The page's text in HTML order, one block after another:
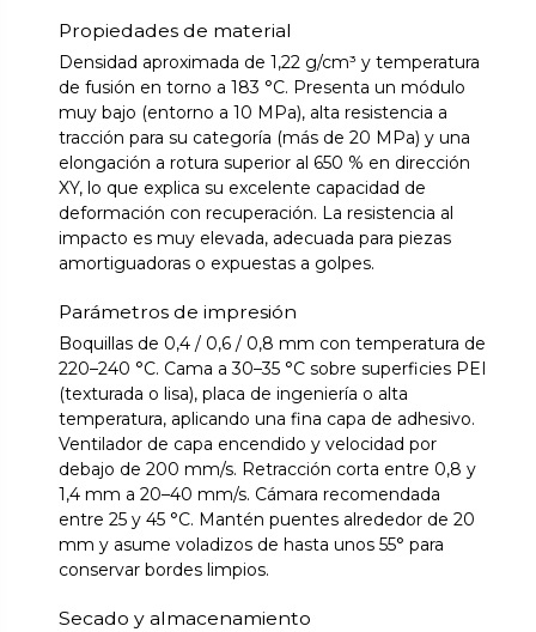
Propiedades de material
Densidad aproximada de 1,22 g/cm³ y temperatura
de fusión en torno a 183 °C. Presenta un módulo
muy bajo (entorno a 10 MPa), alta resistencia a
tracción para su categoría (más de 20 MPa) y una
elongación a rotura superior al 650 % en dirección
XY, lo que explica su excelente capacidad de
deformación con recuperación. La resistencia al
impacto es muy elevada, adecuada para piezas
amortiguadoras o expuestas a golpes.
Parámetros de impresión
Boquillas de 0,4 / 0,6 / 0,8 mm con temperatura de
220–240 °C. Cama a 30–35 °C sobre superficies PEI
(texturada o lisa), placa de ingeniería o alta
temperatura, aplicando una fina capa de adhesivo.
Ventilador de capa encendido y velocidad por
debajo de 200 mm/s. Retracción corta entre 0,8 y
1,4 mm a 20–40 mm/s. Cámara recomendada
entre 25 y 45 °C. Mantén puentes alrededor de 20
mm y asume voladizos de hasta unos 55° para
conservar bordes limpios.
Secado y almacenamiento